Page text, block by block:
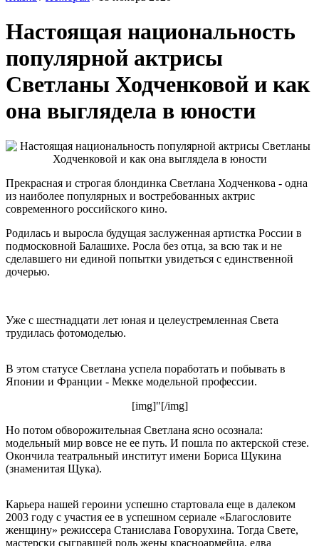
Настоящая национальность
популярной актрисы
Светланы Ходченковой и как
она выглядела в юности
Прекрасная и строгая блондинка Светлана Ходченкова - одна
из наиболее популярных и востребованных актрис
современного российского кино.
Родилась и выросла будущая заслуженная артистка России в
подмосковной Балашихе. Росла без отца, за всю так и не
сделавшего ни единой попытки увидеться с единственной
дочерью.
Уже с шестнадцати лет юная и целеустремленная Света
трудилась фотомоделью.
В этом статусе Светлана успела поработать и побывать в
Японии и Франции - Мекке модельной профессии.
[img]"[/img]
Но потом обворожительная Светлана ясно осознала:
модельный мир вовсе не ее путь. И пошла по актерской стезе.
Окончила театральный институт имени Бориса Щукина
(знаменитая Щука).
Карьера нашей героини успешно стартовала еще в далеком
2003 году с участия ее в успешном сериале «Благословите
женщину» режиссера Станислава Говорухина. Тогда Свете,
мастерски сыгравшей роль жены красноармейца, едва